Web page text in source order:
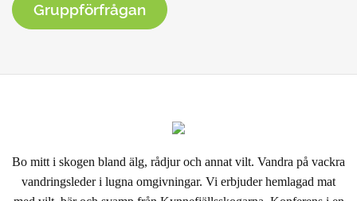
Gruppförfrågan
Bo mitt i skogen bland älg, rådjur och annat vilt. Vandra på vackra
vandringsleder i lugna omgivningar. Vi erbjuder hemlagad mat